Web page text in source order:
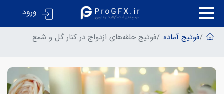
ورود
فوتیج آماده فوتیج حلقه‌های ازدواج در کنار گل و شمع